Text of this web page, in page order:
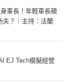
車長！年輕車長親
夫？︱主持：法蘭
EJ Tech模擬經營